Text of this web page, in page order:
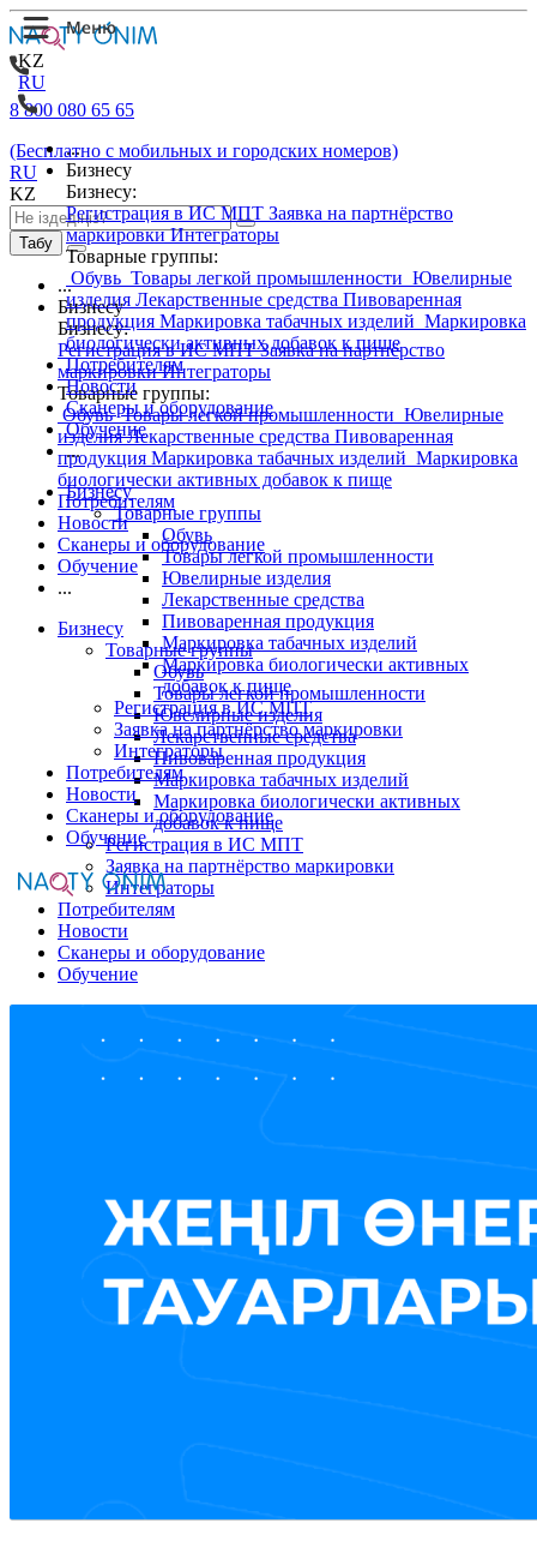
KZ
RU
...
Бизнесу
Бизнесу:
Регистрация в ИС МПТ Заявка на партнёрство
маркировкиИнтеграторы
Товарные группы:
Обувь Товары легкой промышленности Ювелирные
изделия Лекарственные средства Пивоваренная
продукция Маркировка табачных изделий Маркировка
биологически активных добавок к пище
Потребителям
Новости
Сканеры и оборудование
Обучение
...
Бизнесу
Товарные группы
Обувь
Товары легкой промышленности
Ювелирные изделия
Лекарственные средства
Пивоваренная продукция
Маркировка табачных изделий
Маркировка биологически активных
добавок к пище
Регистрация в ИС МПТ
Заявка на партнёрство маркировки
Интеграторы
Потребителям
Новости
Сканеры и оборудование
Обучение
8 800 080 65 65
(Бесплатно с мобильных и городских номеров)
RU
KZ
Табу
...
Бизнесу
Бизнесу:
Регистрация в ИС МПТЗаявка на партнёрство
маркировкиИнтеграторы
Товарные группы:
ОбувьТовары легкой промышленности Ювелирные
изделияЛекарственные средства Пивоваренная
продукция Маркировка табачных изделий Маркировка
биологически активных добавок к пище
Потребителям
Новости
Сканеры и оборудование
Обучение
...
Бизнесу
Товарные группы
Обувь
Товары легкой промышленности
Ювелирные изделия
Лекарственные средства
Пивоваренная продукция
Маркировка табачных изделий
Маркировка биологически активных
добавок к пище
Регистрация в ИС МПТ
Заявка на партнёрство маркировки
Интеграторы
Потребителям
Новости
Сканеры и оборудование
Обучение